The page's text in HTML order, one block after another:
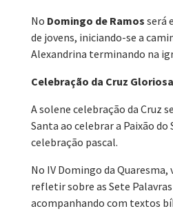
No Domingo de Ramos será
de jovens, iniciando-se a
Alexandrina terminando na
Celebração da Cruz
A solene celebração da Cruz
Santa ao celebrar a Paixão do
celebração pascal.
No IV Domingo da
refletir sobre as Sete Palavras
acompanhando com textos